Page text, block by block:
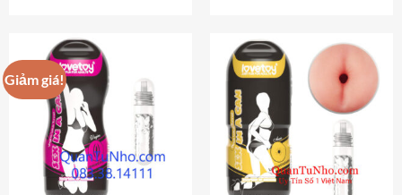
Giảm giá!